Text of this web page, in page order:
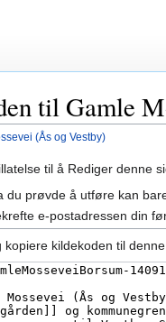
til Gamle
(Ås og Vestby)
til å Rediger denne
du prøvde å utføre kan
e-postadressen din
kopiere kildekoden til